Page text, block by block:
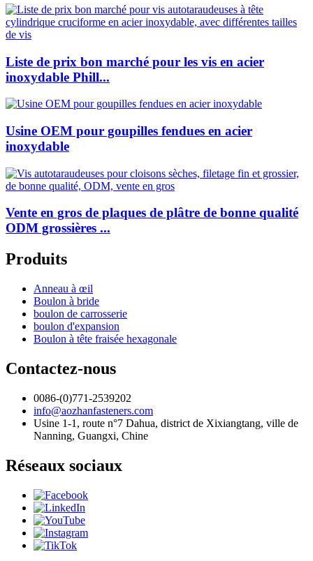
Liste de prix bon marché pour les vis en acier
inoxydable Phill...
Usine OEM pour goupilles fendues en acier
inoxydable
Vente en gros de plaques de plâtre de bonne qualité
ODM grossières ...
Produits
Anneau à œil
Boulon à bride
boulon de carrosserie
boulon d'expansion
Boulon à tête fraisée hexagonale
Contactez-nous
0086-(0)771-2539202
info@aozhanfasteners.com
Usine 1-1, route n°7 Dahua, district de Xixiangtang, ville de
Nanning, Guangxi, Chine
Réseaux sociaux